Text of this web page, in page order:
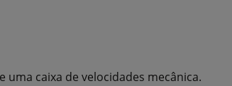
caixa de velocidades mecânica.